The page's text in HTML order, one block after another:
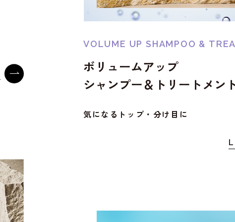
VOLUME UPSHAMPOO &
ボリュームアップ
シャンプー＆トリートメン
気になるトップ・分け目に